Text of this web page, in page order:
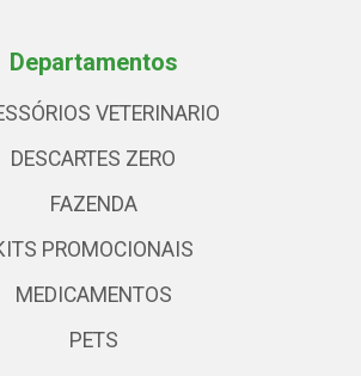
Departamentos
VETERINARIO
DESCARTES ZERO
FAZENDA
PROMOCIONAIS
MEDICAMENTOS
PETS